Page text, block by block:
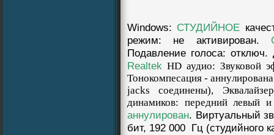
Windows: СТУДИЙНОЕ
режим: нe aктивирован.
Подавление голоса:
Realtek HD аудио: Звуковой
Тонокомпесация -
jacks соединены),
динамиков: передний левый
аннyлирован. Виртуальный
бит, 192 000 Гц (студийного